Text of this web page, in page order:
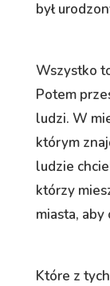
był
Wszystko
Potem
ludzi. W
którym
ludzie
którzy
miasta,
Które z